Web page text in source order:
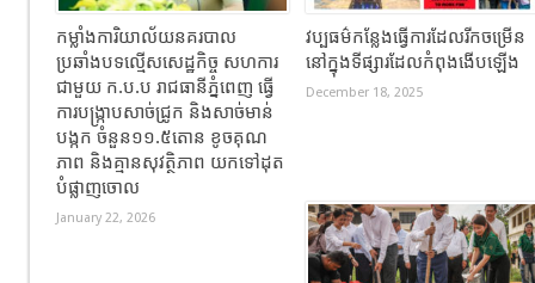
កម្លាំងការិយាល័យនគរបាល
ប្រឆាំងបទល្មើសសេដ្ឋកិច្ច សហការ
ជាមួយ ក.ប.ប រាជធានីភ្នំពេញ ធ្វើ
ការបង្ក្រាបសាច់ជ្រូក និងសាច់មាន់
បង្កក ចំនួន១១.៥តោន ខូចគុណ
ភាព និងគ្មានសុវត្ថិភាព យកទៅដុត
បំផ្លាញចោល
January 22, 2026
វប្បធម៌កន្លែងធ្វើការដែលរីកចម្រើន
នៅក្នុងទីផ្សារដែលកំពុងងើបឡើង
December 18, 2025